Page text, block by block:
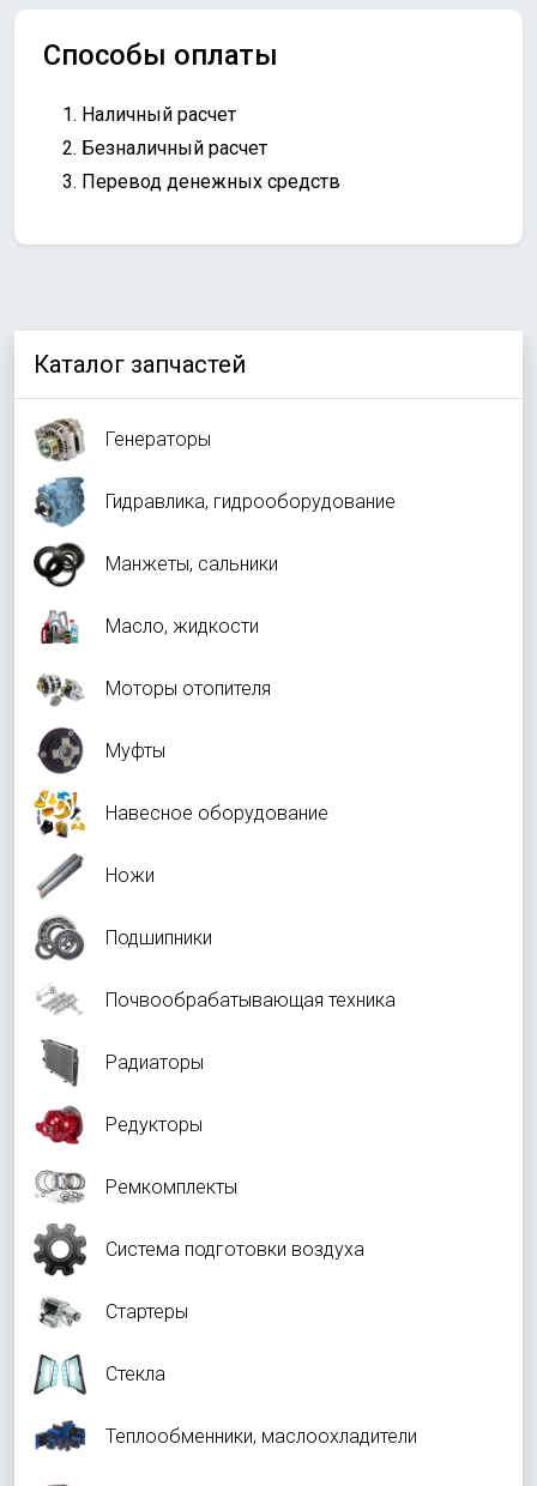
Каталог запчастей
Генераторы
Гидравлика, гидрооборудование
Манжеты, сальники
Масло, жидкости
Моторы отопителя
Муфты
Навесное оборудование
Ножи
Подшипники
Почвообрабатывающая техника
Радиаторы
Редукторы
Ремкомплекты
Система подготовки воздуха
Стартеры
Стекла
Теплообменники, маслоохладители
Способы оплаты
Наличный расчет
Безналичный расчет
Перевод денежных средств